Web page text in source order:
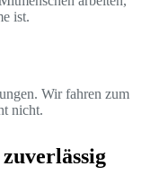
ist.
Wir fahren zum
nicht.